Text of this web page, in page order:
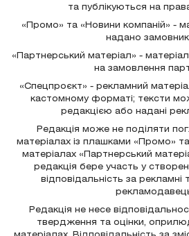
та публікуються на
«Промо» та «Новини компаній» -
надано
«Партнерський матеріал» -
на замовлення
«Спецпроєкт» - рекламний
кастомному форматі; тексти
редакцією або надані
Редакція може не поділяти
матеріалах із плашками «Промо»
матеріалах «Партнерський
редакція бере участь у
відповідальність за
Редакція не несе
твердження та оцінки,